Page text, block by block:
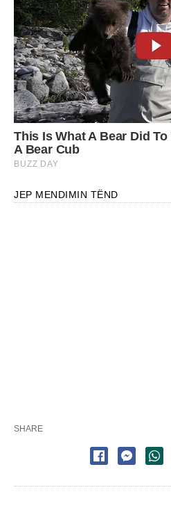
JEP MENDIMIN TËND
SHARE